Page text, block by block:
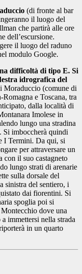
(di fronte al bar
il luogo del
che partirà alle ore
dell’escursione.
il luogo del raduno
modulo Google.
difficoltà di tipo E. Si
idrografica del
Moraduccio (comune di
e Toscana, tra
dalla località di
Imolese in
lungo una stradina
Si imboccherà quindi
I Termini. Da qui, si
per attraversare un
con il suo castagneto
lungo strati di arenarie
sulla dorsale del
sinistra del sentiero, i
dai fiorentini. Si
spoglia poi si
dove una
immettersi nella strada
in un quarto